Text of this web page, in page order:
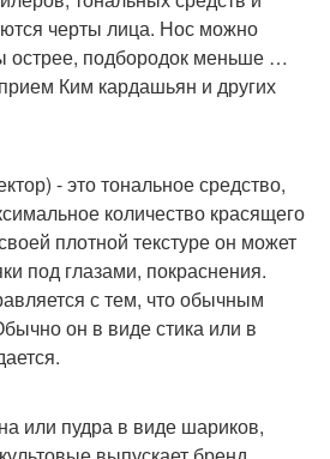
черты лица. Нос можно
острее, подбородок меньше …
Ким кардашьян и других
- это тональное средство,
количество красящего
плотной текстуре он может
под глазами, покраснения.
с тем, что обычным
он в виде стика или в
или пудра в виде шариков,